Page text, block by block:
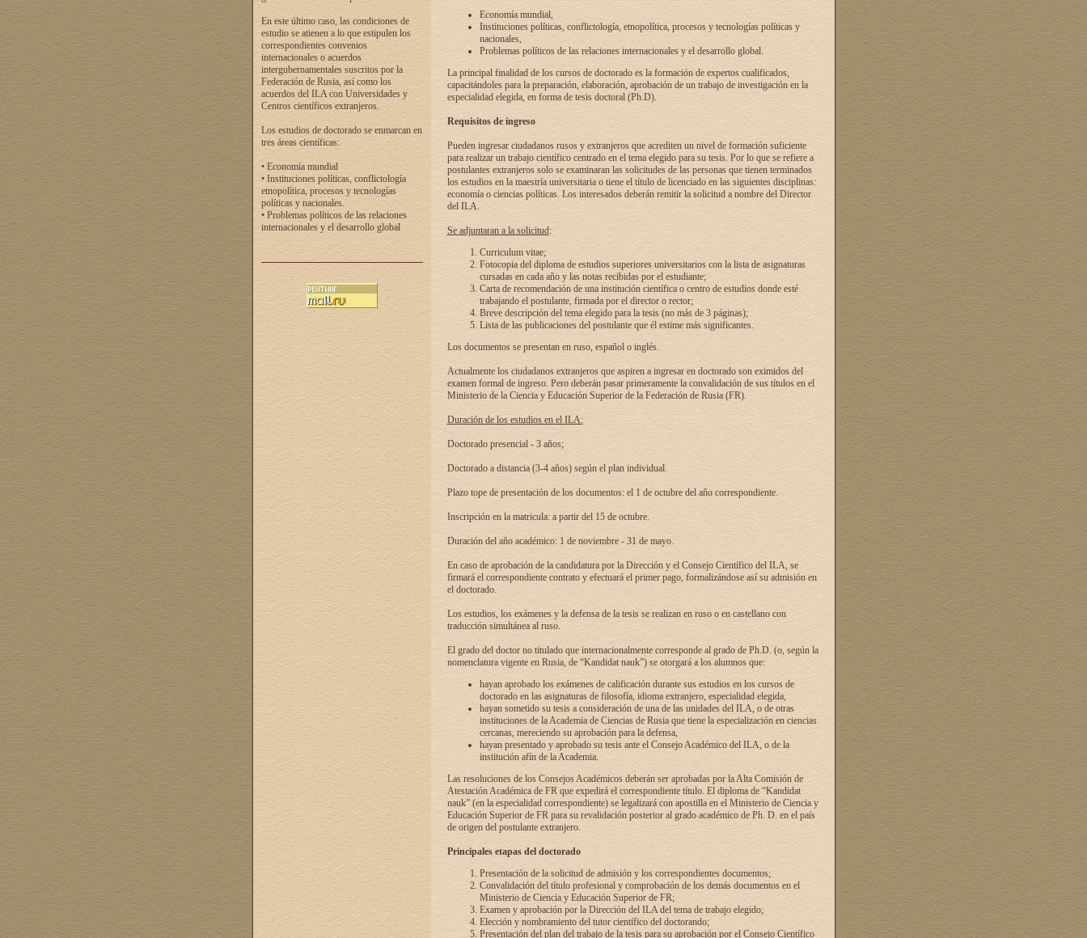
En este último caso, las condiciones de
estudio se atienen a lo que estipulen los
correspondientes convenios
internacionales o acuerdos
intergubernamentales suscritos por la
Federación de Rusia, así como los
acuerdos del ILA con Universidades y
Centros científicos extranjeros.
Los estudios de doctorado se enmarcan en
tres áreas científicas:
• Economía mundial
• Instituciones políticas, conflictología
etnopolítica, procesos y tecnologías
políticas y nacionales.
• Problemas políticos de las relaciones
internacionales y el desarrollo global
Economía mundial,
Instituciones políticas, conflictología, etnopolítica, procesos y tecnologías políticas y
nacionales,
Problemas políticos de las relaciones internacionales y el desarrollo global.
La principal finalidad de los cursos de doctorado es la formación de expertos cualificados,
capacitándoles para la preparación, elaboración, aprobación de un trabajo de investigación en la
especialidad elegida, en forma de tesis doctoral (Ph.D).
Requisitos de ingreso
Pueden ingresar ciudadanos rusos y extranjeros que acrediten un nivel de formación suficiente
para realizar un trabajo científico centrado en el tema elegido para su tesis. Por lo que se refiere a
postulantes extranjeros solo se examinaran las solicitudes de las personas que tienen terminados
los estudios en la maestría universitaria o tiene el título de licenciado en las siguientes disciplinas:
economía o ciencias políticas. Los interesados deberán remitir la solicitud a nombre del Director
del ILA.
Se adjuntaran a la solicitud:
Curriculum vitae;
Fotocopia del diploma de estudios superiores universitarios con la lista de asignaturas
cursadas en cada año y las notas recibidas por el estudiante;
Carta de recomendación de una institución científica o centro de estudios donde esté
trabajando el postulante, firmada por el director o rector;
Breve descripción del tema elegido para la tesis (no más de 3 páginas);
Lista de las publicaciones del postulante que él estime más significantes.
Los documentos se presentan en ruso, español o inglés.
Actualmente los ciudadanos extranjeros que aspiren a ingresar en doctorado son eximidos del
examen formal de ingreso. Pero deberán pasar primeramente la convalidación de sus títulos en el
Ministerio de la Ciencia y Educación Superior de la Federación de Rusia (FR).
Duración de los estudios en el ILA:
Doctorado presencial - 3 años;
Doctorado a distancia (3-4 años) según el plan individual.
Plazo tope de presentación de los documentos: el 1 de octubre del año correspondiente.
Inscripción en la matricula: a partir del 15 de octubre.
Duración del año académico: 1 de noviembre - 31 de mayo.
En caso de aprobación de la candidatura por la Dirección y el Consejo Científico del ILA, se
firmará el correspondiente contrato y efectuará el primer pago, formalizándose así su admisión en
el doctorado.
Los estudios, los exámenes y la defensa de la tesis se realizan en ruso o en castellano con
traducción simultánea al ruso.
El grado del doctor no titulado que internacionalmente corresponde al grado de Ph.D. (o, según la
nomenclatura vigente en Rusia, de “Kandidat nauk”) se otorgará a los alumnos que:
hayan aprobado los exámenes de calificación durante sus estudios en los cursos de
doctorado en las asignaturas de filosofía, idioma extranjero, especialidad elegida,
hayan sometido su tesis a consideración de una de las unidades del ILA, o de otras
instituciones de la Academia de Ciencias de Rusia que tiene la especialización en ciencias
cercanas, mereciendo su aprobación para la defensa,
hayan presentado y aprobado su tesis ante el Consejo Académico del ILA, o de la
institución afín de la Academia.
Las resoluciones de los Consejos Académicos deberán ser aprobadas por la Alta Comisión de
Atestación Académica de FR que expedirá el correspondiente título. El diploma de “Kandidat
nauk” (en la especialidad correspondiente) se legalizará con apostilla en el Ministerio de Ciencia y
Educación Superior de FR para su revalidación posterior al grado académico de Ph. D. en el país
de origen del postulante extranjero.
Principales etapas del doctorado
Presentación de la solicitud de admisión y los correspondientes documentos;
Convalidación del título profesional y comprobación de los demás documentos en el
Ministerio de Ciencia y Educación Superior de FR;
Examen y aprobación por la Dirección del ILA del tema de trabajo elegido;
Elección y nombramiento del tutor científico del doctorando;
Presentación del plan del trabajo de la tesis para su aprobación por el Consejo Científico